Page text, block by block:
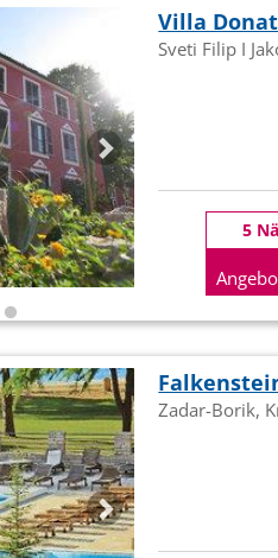
Villa
Sveti Filip I
5
Zadar-Borik,